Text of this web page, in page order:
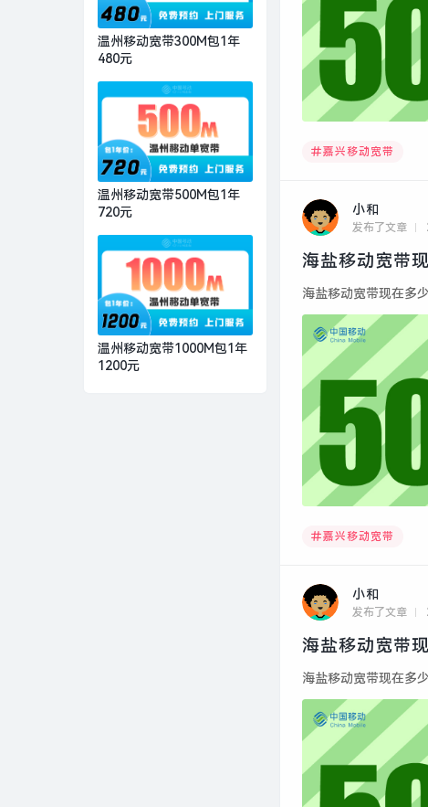
嘉兴移动宽带
小和
发布了文章
海盐移动宽带
海盐移动宽带现在多
嘉兴移动宽带
小和
发布了文章
海盐移动宽带
海盐移动宽带现在多
温州移动宽带300M包1年
480元
温州移动宽带500M包1年
720元
温州移动宽带1000M包1年
1200元